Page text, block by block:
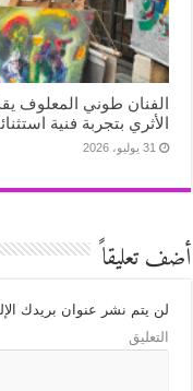
الفنان طوني المعلوف
الأثري بتجربة فنية
31 يوليو، 2026
أضف تعليقاً
لن يتم نشر عنوان بريدك
التعليق